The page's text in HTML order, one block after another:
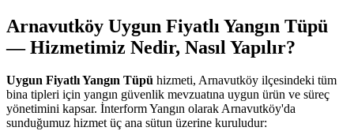
Arnavutköy Uygun Fiyatlı Yangın Tüpü
— Hizmetimiz Nedir, Nasıl Yapılır?
Uygun Fiyatlı Yangın Tüpü hizmeti, Arnavutköy ilçesindeki tüm
bina tipleri için yangın güvenlik mevzuatına uygun ürün ve süreç
yönetimini kapsar. İnterform Yangın olarak Arnavutköy'da
sunduğumuz hizmet üç ana sütun üzerine kuruludur: